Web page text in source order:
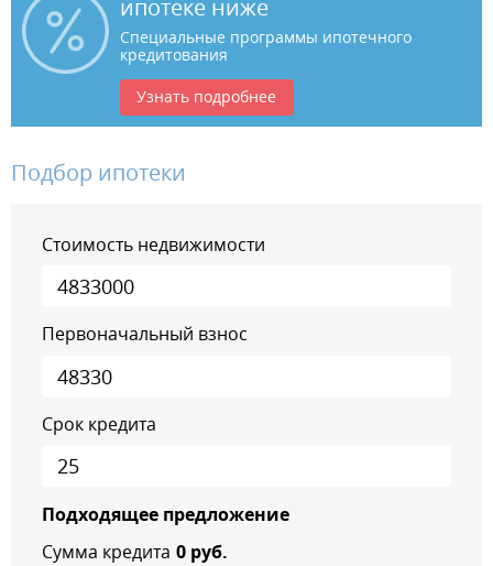
ипотеке ниже
Специальные программы ипотечного
кредитования
Узнать подробнее
Подбор ипотеки
Стоимость недвижимости
Первоначальный взнос
Срок кредита
Подходящее предложение
Сумма кредита 0руб.